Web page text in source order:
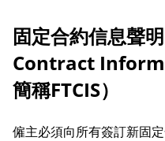
固定合約信息聲
Contract
簡稱FTCIS）
僱主必須向所有簽訂新固